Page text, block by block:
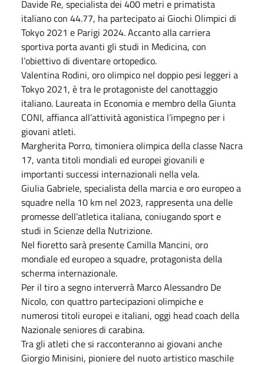
Davide Re, specialista dei 400 metri e primatista
italiano con 44.77, ha partecipato ai Giochi Olimpici di
Tokyo 2021 e Parigi 2024. Accanto alla carriera
sportiva porta avanti gli studi in Medicina, con
l’obiettivo di diventare ortopedico.
Valentina Rodini, oro olimpico nel doppio pesi leggeri a
Tokyo 2021, è tra le protagoniste del canottaggio
italiano. Laureata in Economia e membro della Giunta
CONI, affianca all’attività agonistica l’impegno per i
giovani atleti.
Margherita Porro, timoniera olimpica della classe Nacra
17, vanta titoli mondiali ed europei giovanili e
importanti successi internazionali nella vela.
Giulia Gabriele, specialista della marcia e oro europeo a
squadre nella 10 km nel 2023, rappresenta una delle
promesse dell’atletica italiana, coniugando sport e
studi in Scienze della Nutrizione.
Nel fioretto sarà presente Camilla Mancini, oro
mondiale ed europeo a squadre, protagonista della
scherma internazionale.
Per il tiro a segno interverrà Marco Alessandro De
Nicolo, con quattro partecipazioni olimpiche e
numerosi titoli europei e italiani, oggi head coach della
Nazionale seniores di carabina.
Tra gli atleti che si racconteranno ai giovani anche
Giorgio Minisini, pioniere del nuoto artistico maschile